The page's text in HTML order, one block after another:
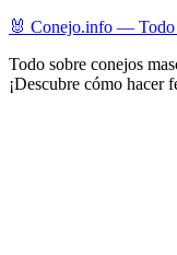
Skip
content
🐰 Conejo.info — Todo
Todo sobre conejos
¡Descubre cómo hacer